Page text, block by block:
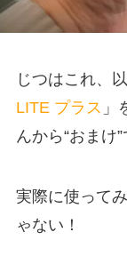
じつはこれ、
LITE プラス 」
んから“おまけ
実際に使って
ゃない！